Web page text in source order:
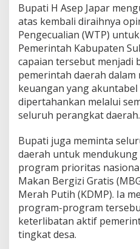
Bupati H Asep Japar
atas kembali diraihnya
Pengecualian (WTP)
Pemerintah Kabupaten
capaian tersebut menjadi
pemerintah daerah dalam
keuangan yang
dipertahankan melalui
seluruh perangkat daerah.
Bupati juga meminta
daerah untuk
program prioritas
Makan Bergizi Gratis
Merah Putih (KDMP). Ia
program-program
keterlibatan aktif
tingkat desa.